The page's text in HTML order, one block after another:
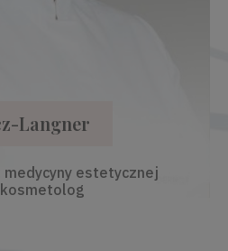
Langner
estetycznej